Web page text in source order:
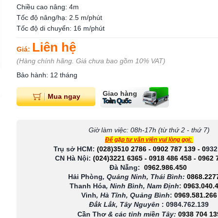
Chiều cao nâng: 4m
Tốc độ nâng/hạ: 2.5 m/phút
Tốc độ di chuyển: 16 m/phút
Giá: Liên hệ
(Hàng chính hãng. Giá chưa bao gồm 10% VAT)
Bảo hành: 12 tháng
Mua ngay Giao hàng
Toàn Quốc
Giờ làm việc: 08h-17h (từ thứ 2 - thứ 7)
Để gặp tư vấn viên vui lòng gọi:
Trụ sở HCM: (028)3510 2786 - 0902 787 139- 0
CN Hà Nội: (024)3221 6365 - 0918 486 458 - 0962
Đà Nẵng: 0962.986.450
Hải Phòng, Quảng Ninh, Thái Bình:
Thanh Hóa, Ninh Bình, Nam Định:
Vinh, Hà Tĩnh, Quảng Bình: 0969.581.266
Đắk Lắk, Tây Nguyên : 0984.762.139
Cần Thơ & các tỉnh miền Tây: 0938 704